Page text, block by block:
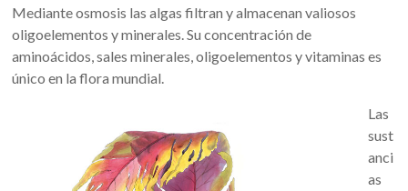
Mediante osmosis las algas filtran y almacenan valiosos
oligoelementos y minerales. Su concentración de
aminoácidos, sales minerales, oligoelementos y vitaminas es
único en la flora mundial.
Las
sust
anci
as